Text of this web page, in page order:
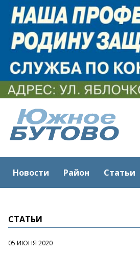
Новости Район Статьи
СТАТЬИ
05 ИЮНЯ 2020